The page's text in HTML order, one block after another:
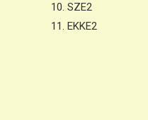
10. SZE2
11. EKKE2